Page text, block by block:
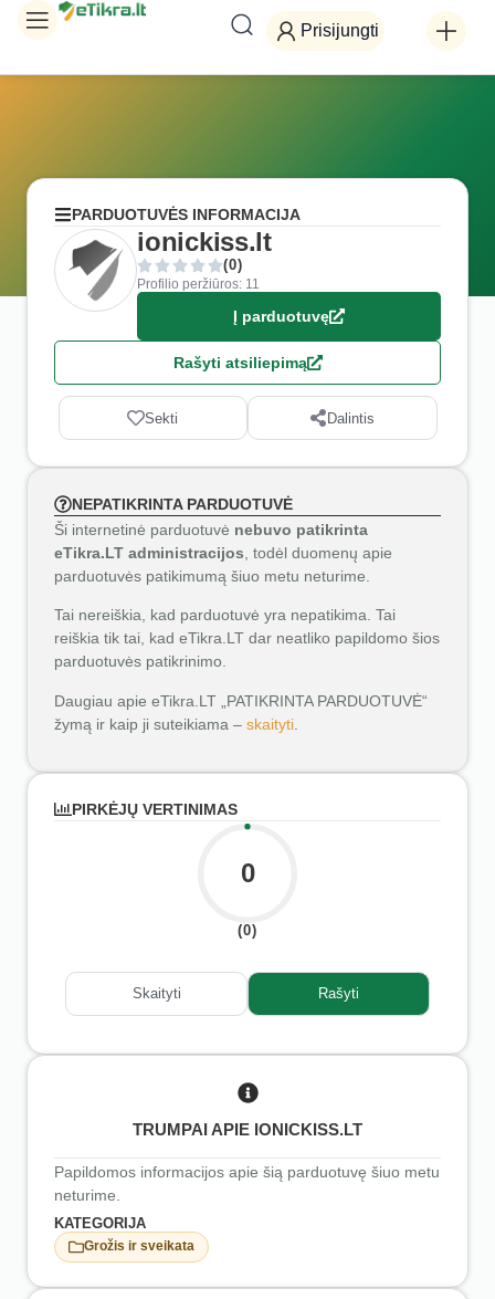
Prisijungti
PARDUOTUVĖS INFORMACIJA
ionickiss.lt
(0)
Profilio peržiūros: 11
Į parduotuvę
Rašyti atsiliepimą
Sekti Dalintis
NEPATIKRINTA PARDUOTUVĖ
Ši internetinė parduotuvė nebuvo patikrinta
eTikra.LT administracijos , todėl duomenų apie
parduotuvės patikimumą šiuo metu neturime.
Tai nereiškia, kad parduotuvė yra nepatikima. Tai
reiškia tik tai, kad eTikra.LT dar neatliko papildomo šios
parduotuvės patikrinimo.
Daugiau apie eTikra.LT „PATIKRINTA PARDUOTUVĖ“
žymą ir kaip ji suteikiama – skaityti
PIRKĖJŲ VERTINIMAS
0
(0)
Skaityti Rašyti
TRUMPAI APIE IONICKISS.LT
Papildomos informacijos apie šią parduotuvę šiuo metu
neturime.
KATEGORIJA
Grožis ir sveikata